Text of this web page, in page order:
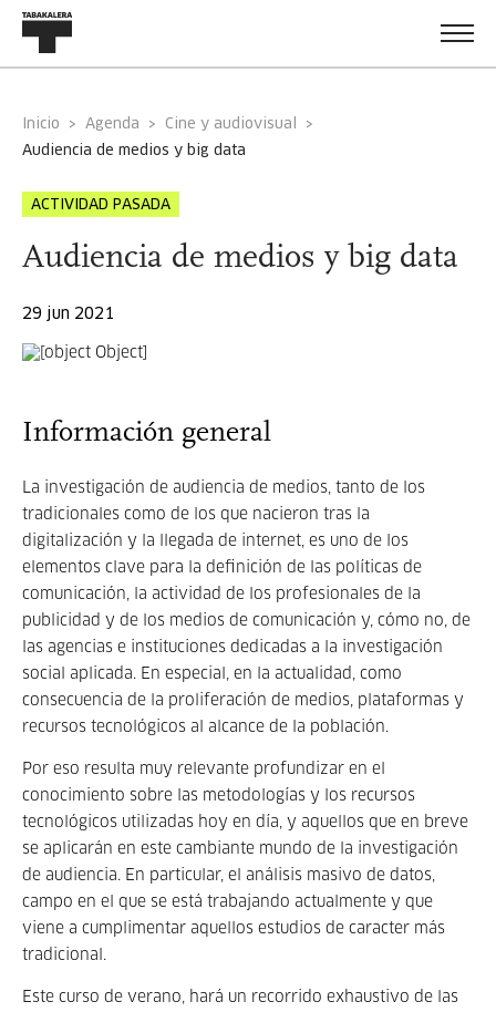
Inicio Agenda
Cine y audiovisual
audiencia de medios y big data
ACTIVIDAD PASADA
Audiencia de medios y big data
29 jun 2021
Información general
La investigación de audiencia de medios, tanto de los
tradicionales como de los que nacieron tras la
digitalización y la llegada de internet, es uno de los
elementos clave para la definición de las políticas de
comunicación, la actividad de los profesionales de la
publicidad y de los medios de comunicación y, cómo no, de
las agencias e instituciones dedicadas a la investigación
social aplicada. En especial, en la actualidad, como
consecuencia de la proliferación de medios, plataformas y
recursos tecnológicos al alcance de la población.
Por eso resulta muy relevante profundizar en el
conocimiento sobre las metodologías y los recursos
tecnológicos utilizadas hoy en día, y aquellos que en breve
se aplicarán en este cambiante mundo de la investigación
de audiencia. En particular, el análisis masivo de datos,
campo en el que se está trabajando actualmente y que
viene a cumplimentar aquellos estudios de caracter más
tradicional.
Este curso de verano, hará un recorrido exhaustivo de las